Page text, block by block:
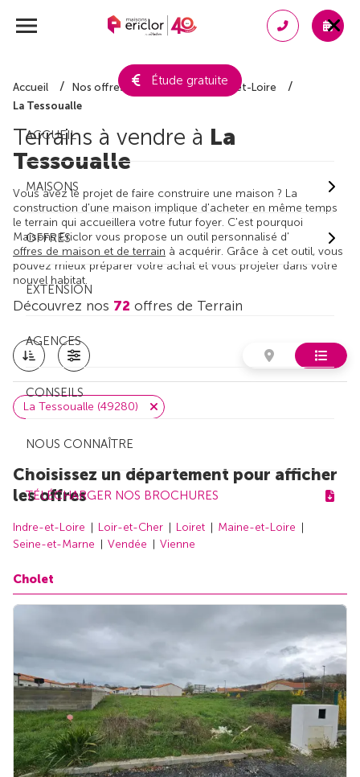
Étude gratuite
ACCUEIL
MAISONS
OFFRES
EXTENSION
AGENCES
CONSEILS
NOUS CONNAÎTRE
TÉLÉCHARGER NOS BROCHURES
Accueil Nos offres de terrain
Maine-et-Loire
La Tessoualle
Terrains à vendre à La
Tessoualle
Vous avez le projet de faire construire une maison ? La
construction d'une maison implique d'acheter en même temps
le terrain qui accueillera votre futur foyer. C'est pourquoi
Maisons Ericlor vous propose un outil personnalisé d'
offres de maison et de terrain à acquérir. Grâce à cet outil, vous
pouvez mieux préparer votre achat et vous projeter dans votre
nouvel habitat.
Découvrez nos 72 offres de Terrain
La Tessoualle (49280)
Choisissez un département pour afficher
les offres
Indre-et-Loire Loir-et-Cher Loiret
Maine-et-Loire
Seine-et-Marne
Vendée Vienne
Cholet